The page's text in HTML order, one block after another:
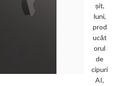
șit,
luni,
prod
ucăt
orul
de
cipuri
AI,